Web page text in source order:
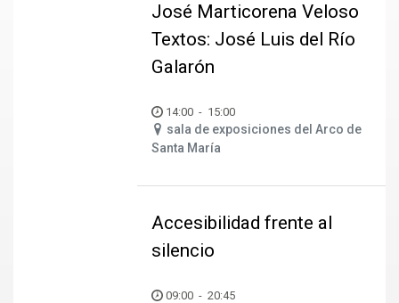
José Marticorena Veloso
Textos: José Luis del Río
Galarón
14:00 - 15:00
sala de exposiciones del Arco de
Santa María
Accesibilidad frente al
silencio
09:00 -20:45